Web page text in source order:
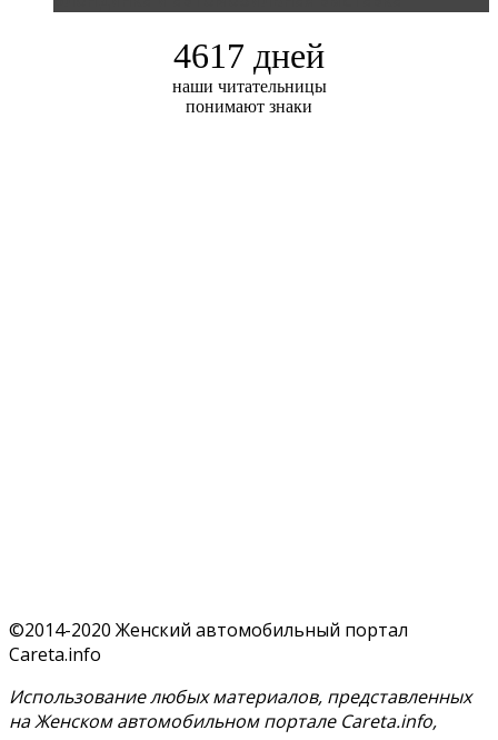
4617 дней
наши читательницы
понимают знаки
©2014-2020 Женский автомобильный портал
Careta.info
Использование любых материалов, представленных
на Женском автомобильном портале Careta.info,